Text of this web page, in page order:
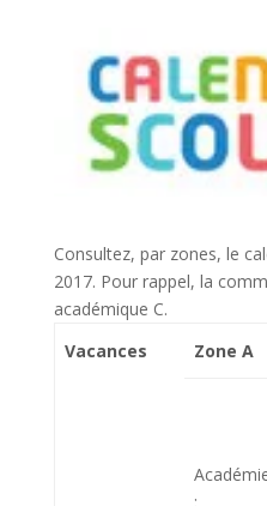
Consultez, par zones, le
2017. Pour rappel, la
académique C.
Vacances
Zone A